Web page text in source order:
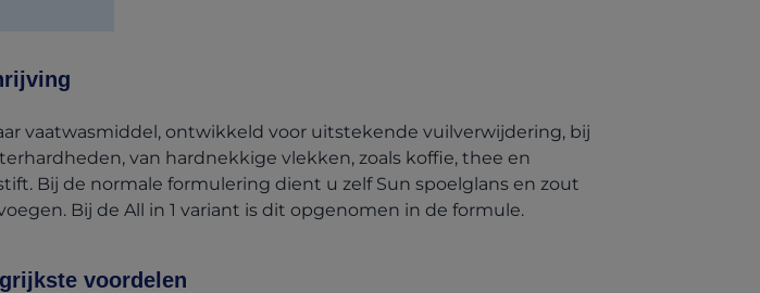
vaatwasmiddel, ontwikkeld voor uitstekende vuilverwijdering, bij
van hardnekkige vlekken, zoals koffie, thee en
Bij de normale formulering dient u zelf Sun spoelglans en zout
Bij de All in 1 variant is dit opgenomen in de formule.
voordelen